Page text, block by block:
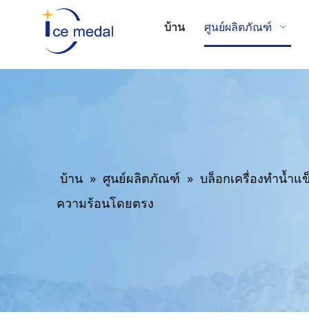
บ้าน ศูนย์ผลิตภัณฑ์
บ้าน » ศูนย์ผลิตภัณฑ์ » บล็อกเครื่องทำน้ำแ
ความร้อนโดยตรง